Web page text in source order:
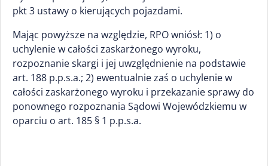
pkt 3 ustawy o kierujących pojazdami.
Mając powyższe na względzie, RPO wniósł: 1) o
uchylenie w całości zaskarżonego wyroku,
rozpoznanie skargi i jej uwzględnienie na podstawie
art. 188 p.p.s.a.; 2) ewentualnie zaś o uchylenie w
całości zaskarżonego wyroku i przekazanie sprawy do
ponownego rozpoznania Sądowi Wojewódzkiemu w
oparciu o art. 185 § 1 p.p.s.a.